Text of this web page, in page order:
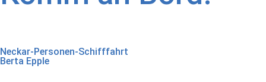
Neckar-Personen-Schifffahrt
Berta Epple